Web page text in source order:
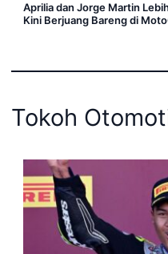
Aprilia dan Jorge Martin
Kini Berjuang Bareng di
Tokoh